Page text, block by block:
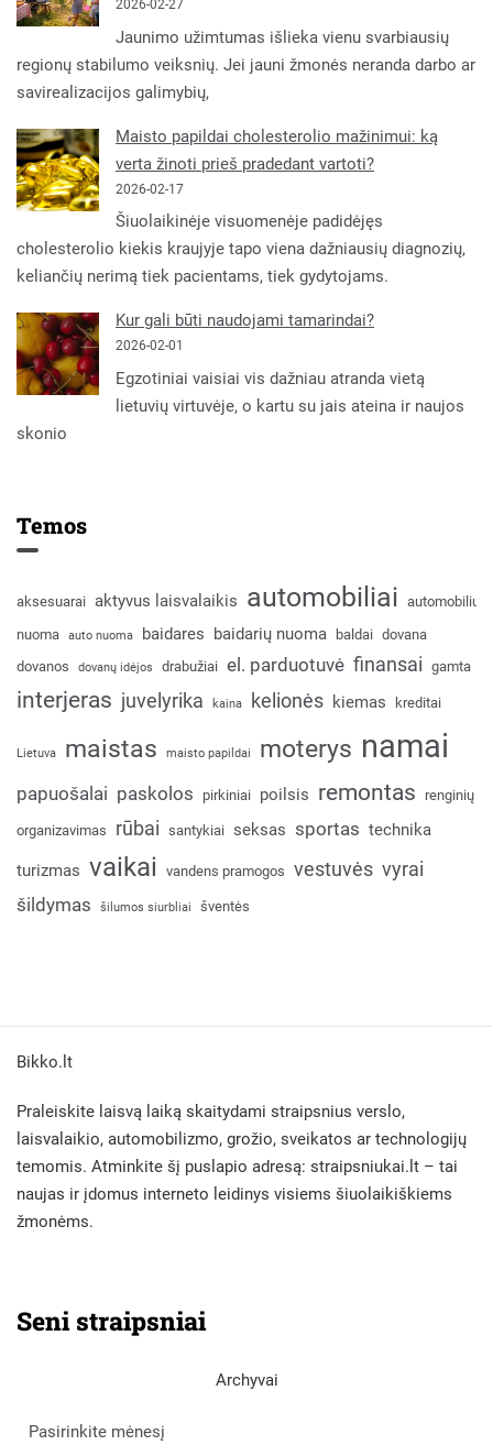
2026-02-27
Jaunimo užimtumas išlieka vienu svarbiausių
regionų stabilumo veiksnių. Jei jauni žmonės neranda darbo ar
savirealizacijos galimybių,
Maisto papildai cholesterolio mažinimui: ką
verta žinoti prieš pradedant vartoti?
2026-02-17
Šiuolaikinėje visuomenėje padidėjęs
cholesterolio kiekis kraujyje tapo viena dažniausių diagnozių,
keliančių nerimą tiek pacientams, tiek gydytojams.
Kur gali būti naudojami tamarindai?
2026-02-01
Egzotiniai vaisiai vis dažniau atranda vietą
lietuvių virtuvėje, o kartu su jais ateina ir naujos
skonio
Temos
aksesuarai aktyvus laisvalaikis automobiliai automobilių
nuoma
auto nuoma baidares baidarių nuoma baldai dovana
dovanos
dovanų idėjos drabužiai el. parduotuvė finansai gamta
interjeras juvelyrika kaina kelionės kiemas kreditai
Lietuva maistas maisto papildai moterys namai
papuošalai paskolos pirkiniai poilsis remontas renginių
organizavimas rūbai santykiai seksas sportas technika
turizmas vaikai vandens pramogos vestuvės vyrai
šildymas šilumos siurbliai šventės
Bikko.lt
Praleiskite laisvą laiką skaitydami straipsnius verslo,
laisvalaikio, automobilizmo, grožio, sveikatos ar technologijų
temomis. Atminkite šį puslapio adresą: straipsniukai.lt – tai
naujas ir įdomus interneto leidinys visiems šiuolaikiškiems
žmonėms.
Seni straipsniai
Archyvai